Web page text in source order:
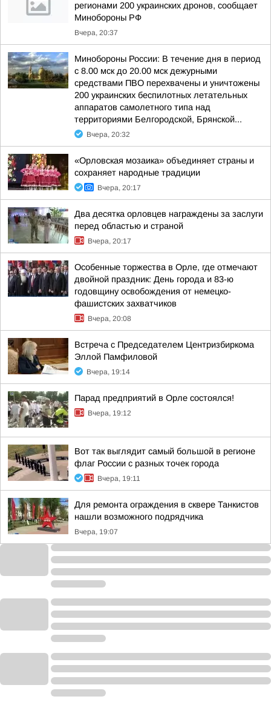
регионами 200 украинских дронов, сообщает
Минобороны РФ
Вчера, 20:37
Минобороны России: В течение дня в период
с 8.00 мск до 20.00 мск дежурными
средствами ПВО перехвачены и уничтожены
200 украинских беспилотных летательных
аппаратов самолетного типа над
территориями Белгородской, Брянской...
Вчера, 20:32
«Орловская мозаика» объединяет страны и
сохраняет народные традиции
Вчера, 20:17
Два десятка орловцев награждены за заслуги
перед областью и страной
Вчера, 20:17
Особенные торжества в Орле, где отмечают
двойной праздник: День города и 83-ю
годовщину освобождения от немецко-
фашистских захватчиков
Вчера, 20:08
Встреча с Председателем Центризбиркома
Эллой Памфиловой
Вчера, 19:14
Парад предприятий в Орле состоялся!
Вчера, 19:12
Вот так выглядит самый большой в регионе
флаг России с разных точек города
Вчера, 19:11
Для ремонта ограждения в сквере Танкистов
нашли возможного подрядчика
Вчера, 19:07